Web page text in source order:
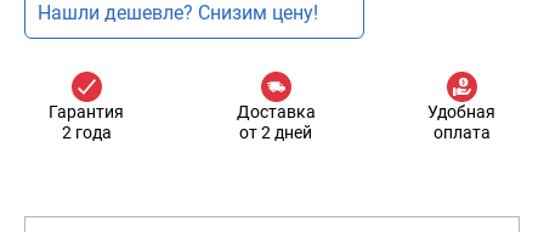
Нашли дешевле? Снизим цену!
Гарантия
2 года
Доставка
от 2 дней
Удобная
оплата